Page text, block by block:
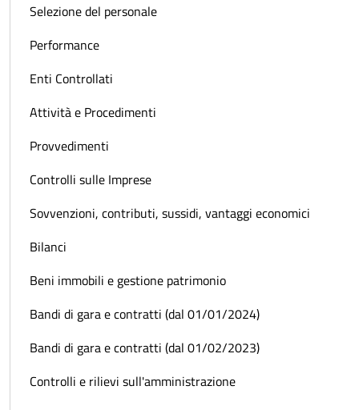
Selezione del personale
Performance
Enti Controllati
Attività e Procedimenti
Provvedimenti
Controlli sulle Imprese
Sovvenzioni, contributi, sussidi, vantaggi economici
Bilanci
Beni immobili e gestione patrimonio
Bandi di gara e contratti (dal 01/01/2024)
Bandi di gara e contratti (dal 01/02/2023)
Controlli e rilievi sull'amministrazione